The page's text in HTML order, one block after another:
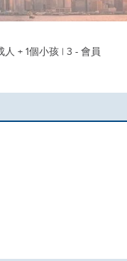
人 + 1個小孩 | 3 - 會員